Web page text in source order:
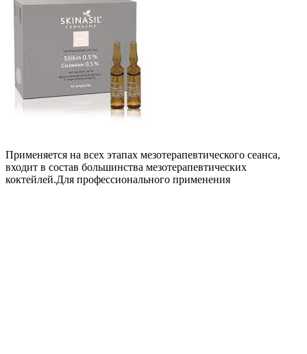
Применяется на всех этапах мезотерапевтического сеанса,
входит в состав большинства мезотерапевтических
коктейлей.Для профессионального применения